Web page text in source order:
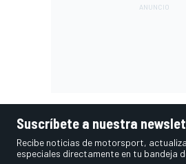
Suscríbete a nuestra
Recibe noticias de motorsport,
especiales directamente en tu bandeja